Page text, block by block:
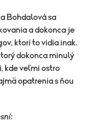
Bohdalová sa
a dokonca je
ktorí to vidia inak.
dokonca minulý
kde veľmi ostro
opatrenia s ňou